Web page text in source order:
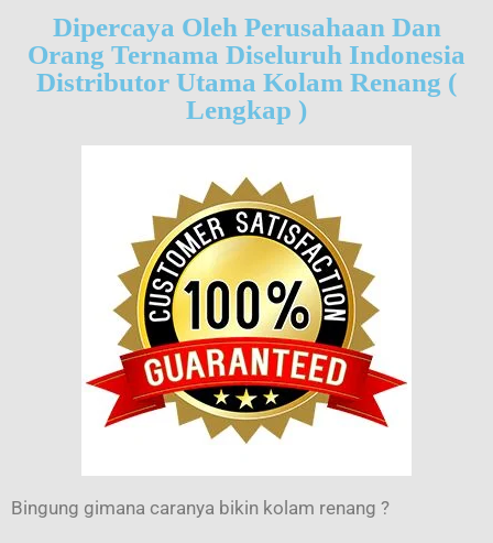
Dipercaya Oleh Perusahaan Dan
Orang Ternama Diseluruh Indonesia
Distributor Utama Kolam Renang (
Lengkap )​
Bingung gimana caranya bikin kolam renang ?